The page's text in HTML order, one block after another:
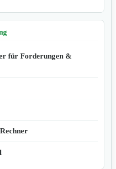
für Forderungen &